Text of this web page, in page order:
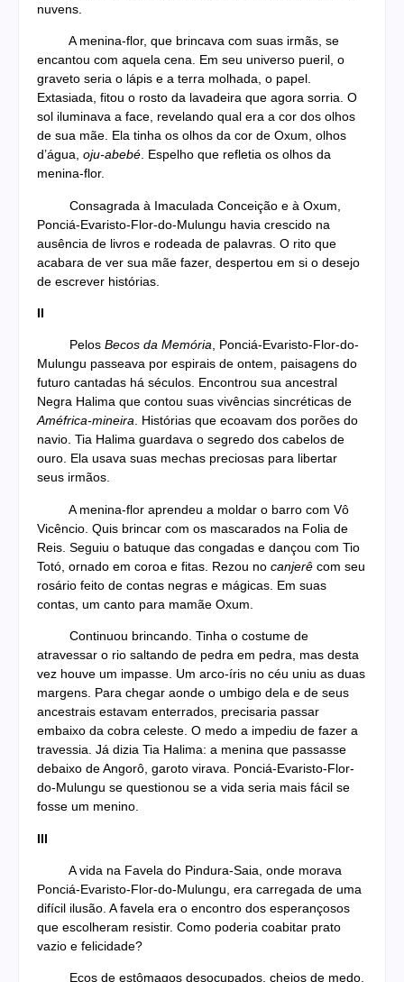
nuvens.
A menina-flor, que brincava com suas irmãs, se
encantou com aquela cena. Em seu universo pueril, o
graveto seria o lápis e a terra molhada, o papel.
Extasiada, fitou o rosto da lavadeira que agora sorria. O
sol iluminava a face, revelando qual era a cor dos olhos
de sua mãe. Ela tinha os olhos da cor de Oxum, olhos
d’água, oju-abebé. Espelho que refletia os olhos da
menina-flor.
Consagrada à Imaculada Conceição e à Oxum,
Ponciá-Evaristo-Flor-do-Mulungu havia crescido na
ausência de livros e rodeada de palavras. O rito que
acabara de ver sua mãe fazer, despertou em si o desejo
de escrever histórias.
II
Pelos Becos da Memória, Ponciá-Evaristo-Flor-do-
Mulungu passeava por espirais de ontem, paisagens do
futuro cantadas há séculos. Encontrou sua ancestral
Negra Halima que contou suas vivências sincréticas de
Améfrica-mineira. Histórias que ecoavam dos porões do
navio. Tia Halima guardava o segredo dos cabelos de
ouro. Ela usava suas mechas preciosas para libertar
seus irmãos.
A menina-flor aprendeu a moldar o barro com Vô
Vicêncio. Quis brincar com os mascarados na Folia de
Reis. Seguiu o batuque das congadas e dançou com Tio
Totó, ornado em coroa e fitas. Rezou no canjerê com seu
rosário feito de contas negras e mágicas. Em suas
contas, um canto para mamãe Oxum.
Continuou brincando. Tinha o costume de
atravessar o rio saltando de pedra em pedra, mas desta
vez houve um impasse. Um arco-íris no céu uniu as duas
margens. Para chegar aonde o umbigo dela e de seus
ancestrais estavam enterrados, precisaria passar
embaixo da cobra celeste. O medo a impediu de fazer a
travessia. Já dizia Tia Halima: a menina que passasse
debaixo de Angorô, garoto virava. Ponciá-Evaristo-Flor-
do-Mulungu se questionou se a vida seria mais fácil se
fosse um menino.
III
A vida na Favela do Pindura-Saia, onde morava
Ponciá-Evaristo-Flor-do-Mulungu, era carregada de uma
difícil ilusão. A favela era o encontro dos esperançosos
que escolheram resistir. Como poderia coabitar prato
vazio e felicidade?
Ecos de estômagos desocupados, cheios de medo,